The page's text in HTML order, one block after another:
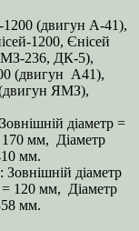
(двигун А-41),
1200, Єнісей
236, ДК-5),
(двигун А41),
ЯМЗ),
діаметр =
170 мм, Діаметр
мм.
Зовнішній діаметр
= 120 мм, Діаметр
мм.